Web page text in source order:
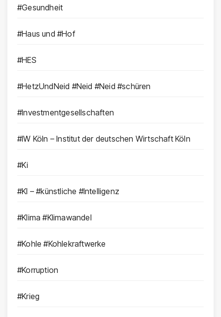
#Gesundheit
#Haus und #Hof
#HES
#HetzUndNeid #Neid #Neid #schüren
#Investmentgesellschaften
#IW Köln – Institut der deutschen Wirtschaft Köln
#Ki
#KI – #künstliche #Intelligenz
#Klima #Klimawandel
#Kohle #Kohlekraftwerke
#Korruption
#Krieg